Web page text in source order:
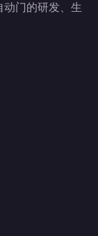
动门的研发、生